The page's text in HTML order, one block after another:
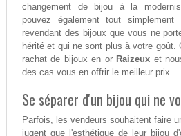
changement de bijou à la
pouvez également tout
revendant des bijoux que vous ne
hérité et qui ne sont plus à votre goût.
rachat de bijoux en or Raizeux et
des cas vous en offrir le meilleur prix.
Se séparer d'un bijou qui ne
Parfois, les vendeurs souhaitent faire
jugent que l'esthétique de leur bijou